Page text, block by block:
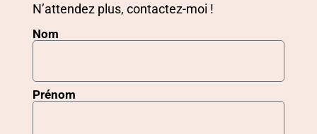
N’attendez plus, contactez-moi !
Nom
Prénom